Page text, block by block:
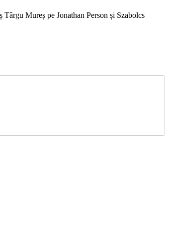
Mureș pe Jonathan Person și Szabolcs